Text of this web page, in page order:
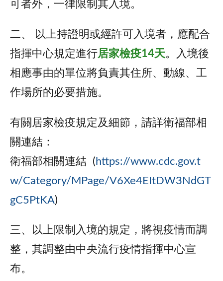
可者外，一律限制其入境。
二、 以上持證明或經許可入境者，應配合
指揮中心規定進行居家檢疫14天。入境後
相應事由的單位將負責其住所、動線、工
作場所的必要措施。
有關居家檢疫規定及細節，請詳衛福部相
關連結：
衛福部相關連結 (https://www.cdc.gov.t
w/Category/MPage/V6Xe4EItDW3NdGT
gC5PtKA)
三、以上限制入境的規定，將視疫情而調
整，其調整由中央流行疫情指揮中心宣
布。